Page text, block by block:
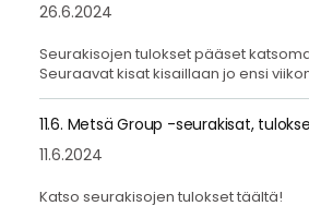
26.6.2024
Seurakisojen tulokset pääset
Seuraavat kisat kisaillaan jo ensi
11.6. Metsä Group -seurakisat,
11.6.2024
Katso seurakisojen tulokset täältä!